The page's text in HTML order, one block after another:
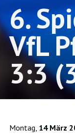
6.
VfL
3:3
Montag, 14 März